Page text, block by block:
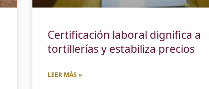
Certificación laboral dignifica a
tortillerías y estabiliza precios
LEER MÁS »